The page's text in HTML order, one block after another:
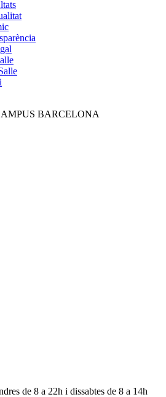
BARCELONA
de 8 a 22h i dissabtes de 8 a 14h